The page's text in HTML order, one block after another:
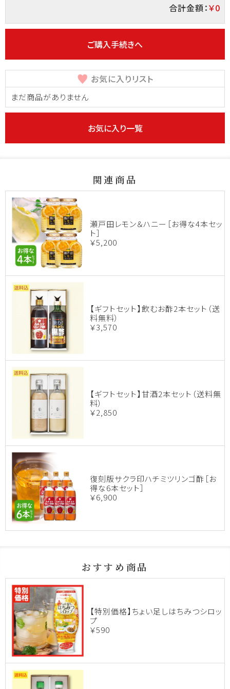
合計金額：￥0
ご購入手続きへ
お気に入りリスト
まだ商品がありません
お気に入り一覧
関連商品
瀬戸田レモン＆ハニー［お得な4本セッ
ト］
￥5,200
【ギフトセット】飲むお酢2本セット（送
料無料）
￥3,570
【ギフトセット】甘酒2本セット（送料無
料）
￥2,850
復刻版サクラ印ハチミツリンゴ酢［お
得な6本セット］
￥6,900
おすすめ商品
【特別価格】ちょい足しはちみつシロッ
プ
￥590